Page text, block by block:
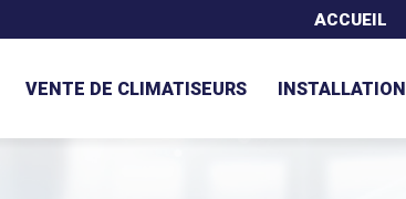
ACCUEIL
VENTE DE CLIMATISEURS
INSTALLATION